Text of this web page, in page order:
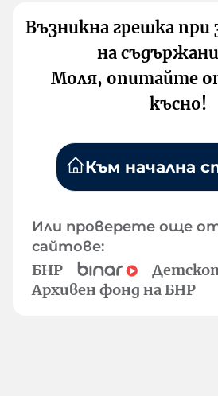
Възникна грешка при
на
Моля, опитайте
късно!
Към начална
Или проверете още
сайтове:
БНР
Архивен фонд на БНР